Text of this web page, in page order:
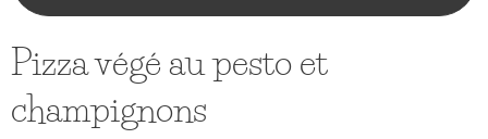
Pizza végé au pesto et
champignons